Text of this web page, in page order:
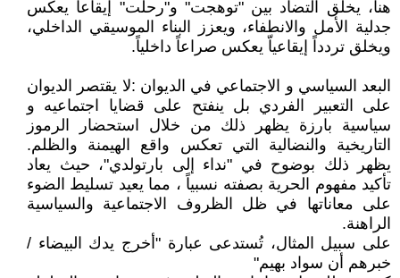
هنا، يخلق التضاد بين "توهجت" و"رحلت" إيقاعاً يعكس
جدلية الأمل والانطفاء، ويعزز البناء الموسيقي الداخلي،
ويخلق تردداً إيقاعياّ يعكس صراعاً داخلياً.
البعد السياسي و الاجتماعي في الديوان :لا يقتصر الديوان
على التعبير الفردي بل ينفتح على قضايا اجتماعيه و
سياسية بارزة يظهر ذلك من خلال استحضار الرموز
التاريخية والنضالية التي تعكس واقع الهيمنة والظلم.
يظهر ذلك بوضوح في "نداء إلى بارتولدي"، حيث يعاد
تأكيد مفهوم الحرية بصفته نسبياً ، مما يعيد تسليط الضوء
على معاناتها في ظل الظروف الاجتماعية والسياسية
الراهنة.
على سبيل المثال، تُستدعى عبارة "أخرج يدك البيضاء /
خبرهم أن سواد بهيم"